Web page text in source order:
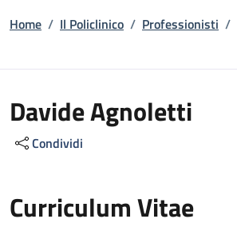
Briciole di pane
Home / Il Policlinico / Professionisti /
Davide Agnoletti
Condividi
Curriculum Vitae